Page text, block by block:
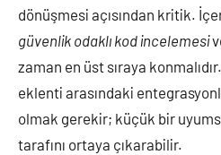
dönüşmesi açısından kritik.
güvenlik odaklı kod incelemesi
zaman en üst sıraya
eklenti arasındaki
olmak gerekir; küçük bir
tarafını ortaya çıkarabilir.